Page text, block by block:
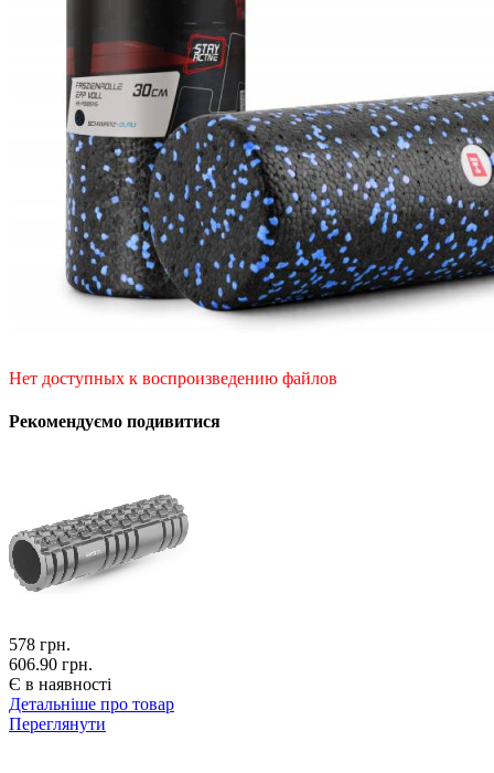
Нет доступных к воспроизведению файлов
Рекомендуємо подивитися
578 грн.
606.90 грн.
Є в наявності
Детальніше про товар
Переглянути